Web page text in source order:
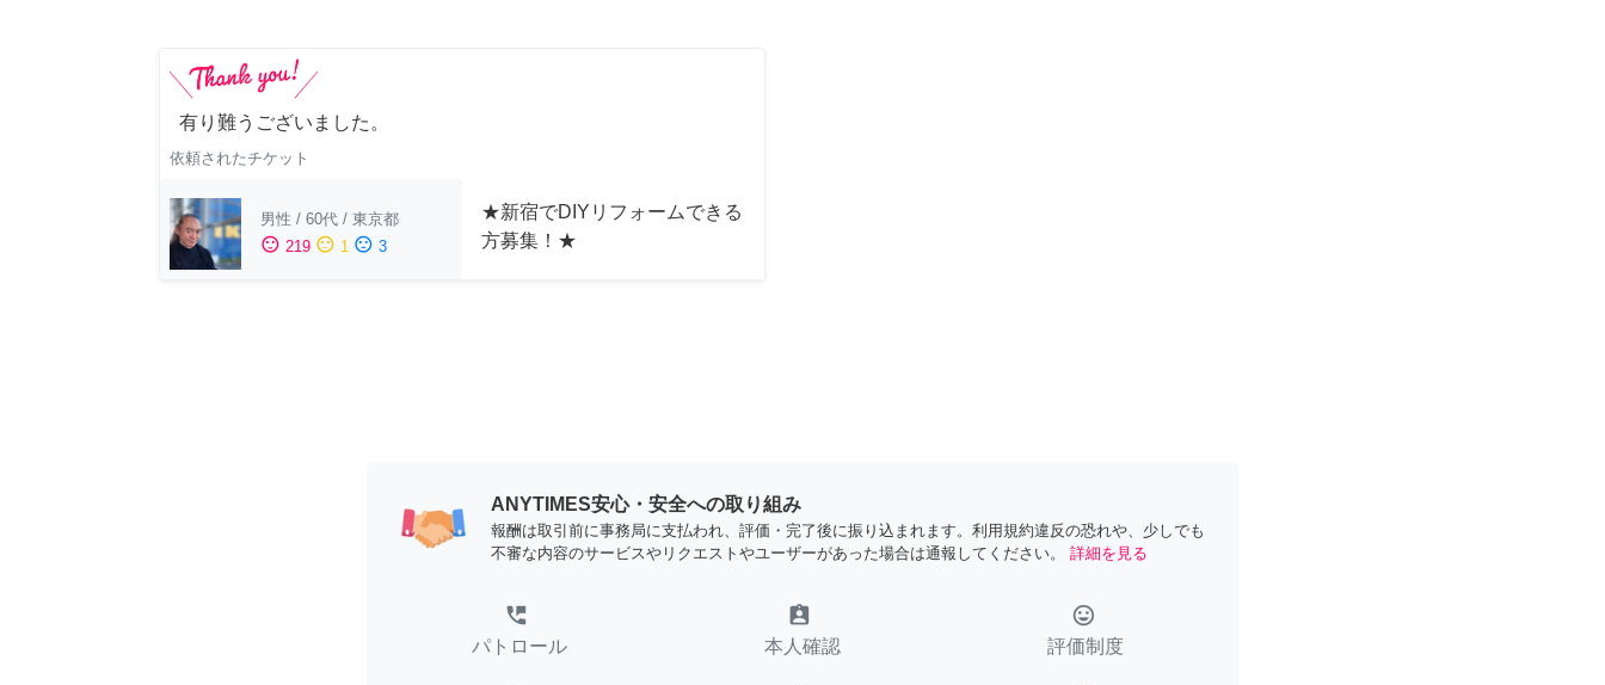
有り難うございました。
依頼されたチケット
男性 / 60代 / 東京都
sentiment_satisfied 219 sentiment_neutral 1 sentiment_dissatisfied 3
★新宿でDIYリフォームできる
方募集！★
ANYTIMES安心・安全への取り組み
報酬は取引前に事務局に支払われ、評価・完了後に振り込まれます。利用規約違反の恐れや、少しでも
不審な内容のサービスやリクエストやユーザーがあった場合は通報してください。
詳細を見る
perm_phone_msg
パトロール
assignment_ind
本人確認
tag_faces
評価制度